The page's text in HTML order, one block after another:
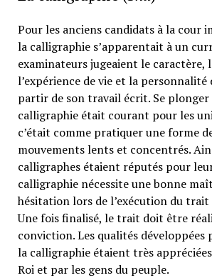
Pour les anciens candidats à la cour
la calligraphie s’apparentait à un
examinateurs jugeaient le caractère,
l’expérience de vie et la personnalité
partir de son travail écrit. Se plonger
calligraphie était courant pour les
c’était comme pratiquer une forme
mouvements lents et concentrés.
calligraphes étaient réputés pour
calligraphie nécessite une bonne
hésitation lors de l’exécution du
Une fois finalisé, le trait doit être
conviction. Les qualités développées
la calligraphie étaient très
Roi et par les gens du peuple.